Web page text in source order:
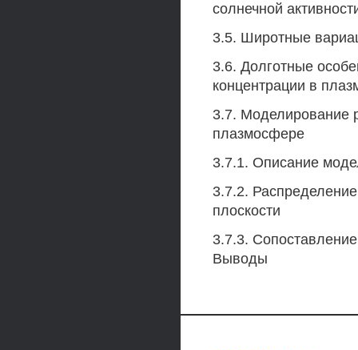
солнечной
3.5. Широтные
3.6. Долготные
концентрации в
3.7. Моделирование
плазмосфере
3.7.1. Описание
3.7.2.
плоскости
3.7.3.
Выводы